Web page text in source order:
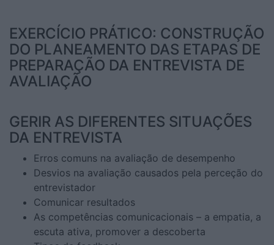
EXERCÍCIO PRÁTICO: CONSTRUÇÃO
DO PLANEAMENTO DAS ETAPAS DE
PREPARAÇÃO DA ENTREVISTA DE
AVALIAÇÃO
GERIR AS DIFERENTES SITUAÇÕES
DA ENTREVISTA
Erros comuns na avaliação de desempenho
Desvios na avaliação causados pela perceção do
entrevistador
Comunicar resultados
As competências comunicacionais – a empatia, a
escuta ativa, promover a descoberta